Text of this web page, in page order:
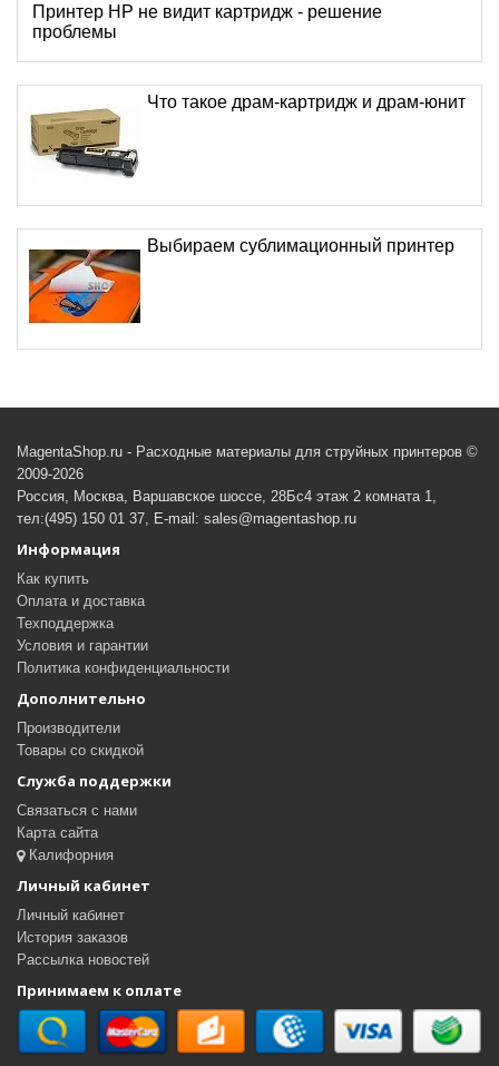
Принтер HP не видит картридж - решение
проблемы
Что такое драм-картридж и драм-юнит
Выбираем сублимационный принтер
MagentaShop.ru - Расходные материалы для струйных принтеров ©
2009-2026
Россия, Москва, Варшавское шоссе, 28Бс4 этаж 2 комната 1,
тел:(495) 150 01 37, E-mail: sales@magentashop.ru
Информация
Как купить
Оплата и доставка
Техподдержка
Условия и гарантии
Политика конфиденциальности
Дополнительно
Производители
Товары со скидкой
Служба поддержки
Связаться с нами
Карта сайта
Калифорния
Личный кабинет
Личный кабинет
История заказов
Рассылка новостей
Принимаем к оплате